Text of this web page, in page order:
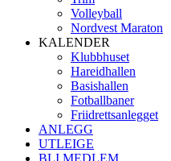
Volleyball
Nordvest Maraton
KALENDER
Klubbhuset
Hareidhallen
Basishallen
Fotballbaner
Friidrettsanlegget
ANLEGG
UTLEIGE
BLI MEDLEM